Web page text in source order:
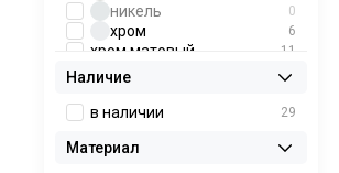
никель 0
хром 6
хром матовый 11
хром блестящий 0
вставкой
чёрный матовый 0
Наличие
в наличии
29
Материал